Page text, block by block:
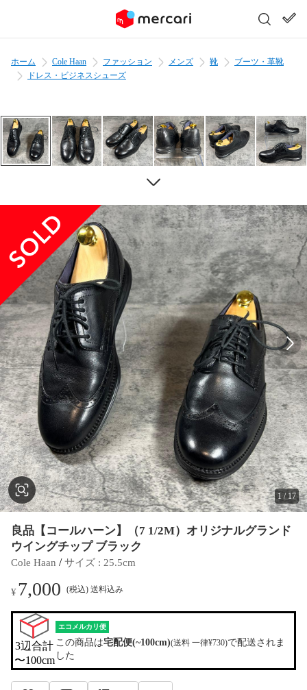
ホーム Cole Haan ファッション メンズ 靴
ブーツ・革靴
ドレス・ビジネスシューズ
1/ 17
良品【コールハーン】（7 1/2M）オリジナルグランド
ウイングチップ ブラック
Cole Haan / サイズ : 25.5cm
¥7,000 (税込) 送料込み
3辺合計
〜100cm
エコメルカリ便
この商品は宅配便(~100cm)(送料 一律¥730)で配送されま
した